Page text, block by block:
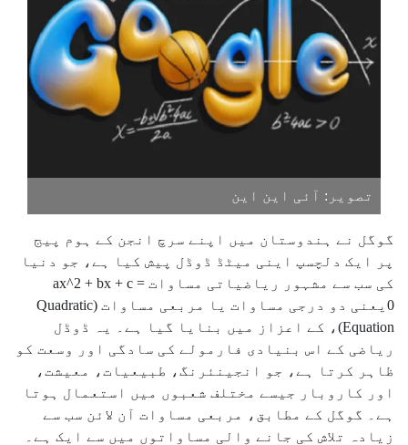
تصویر: آئی این این
گوگل نے ہندوستان میں اپنے سرچ انجن کے ہوم پیج
پر ایک دلچسپ اینی میٹڈ ڈوڈل پیش کیا ہے، جو دنیا
کی سب سے مشہور ریاضیاتی مساوات ax^2 + bx + c =
0یعنی دو درجی مساوات یا مربعی مساوات (Quadratic
Equation)، کے اعزاز میں بنایا گیا ہے۔ یہ ڈوڈل
ریاضی کے اس بنیادی فارمولے کی سادگی اور وسعت کو
ظاہر کرتا ہے، جو انجینئرنگ، طبیعیات، معیشت،
اور کاروبار جیسے مختلف شعبوں میں استعمال ہوتا
ہے۔ گوگل کے مطابق، مربعی مساوات آن لائن سب سے
زیادہ تلاش کی جانے والی مساواتوں میں سے ایک ہے۔